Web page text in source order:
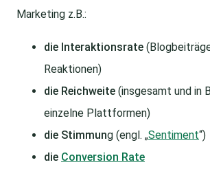
Marketing z.B.:
die Interaktionsrate
Reaktionen)
die Reichweite (insgesamt und in
einzelne Plattformen)
die Stimmung (engl. „Sentiment“)
die Conversion Rate